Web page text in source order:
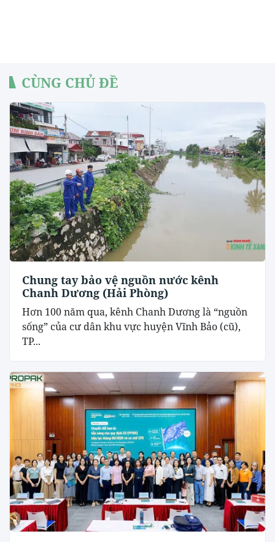
CÙNG CHỦ ĐỀ
Chung tay bảo vệ nguồn nước kênh
Chanh Dương (Hải Phòng)
Hơn 100 năm qua, kênh Chanh Dương là “nguồn
sống” của cư dân khu vực huyện Vĩnh Bảo (cũ),
TP...